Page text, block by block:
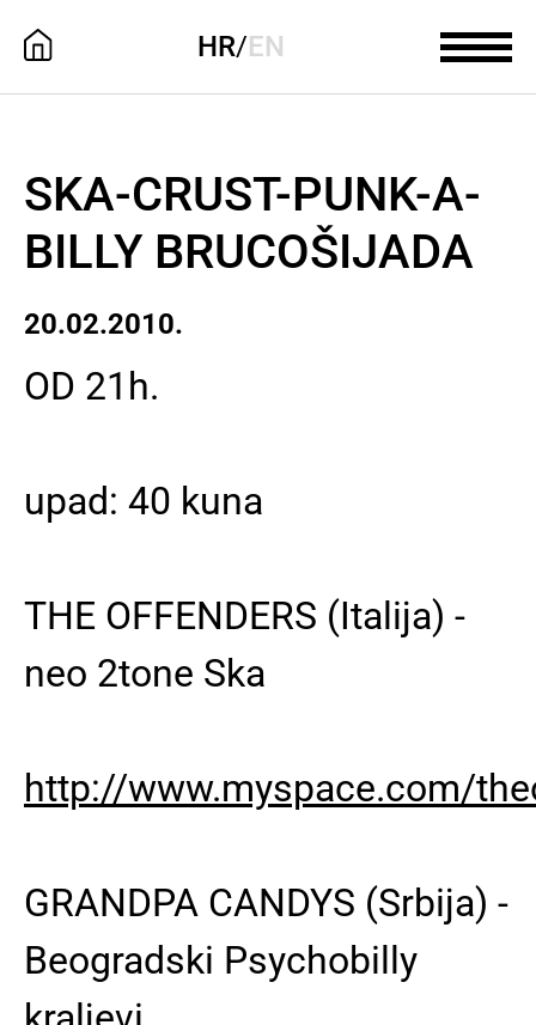
HR/EN
SKA-CRUST-PUNK-A-
BILLY BRUCOŠIJADA
20.02.2010.
OD 21h.
upad: 40 kuna
THE OFFENDERS (Italija) -
neo 2tone Ska
http://www.myspace.com/
GRANDPA CANDYS (Srbija) -
Beogradski Psychobilly